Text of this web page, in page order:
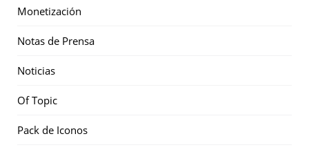
Monetización
Notas de Prensa
Noticias
Of Topic
Pack de Iconos